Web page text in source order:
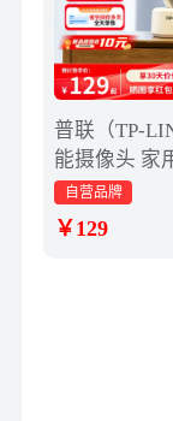
普联（TP-
能摄像头 家
360度夜视全
网络手机远
宝宝宠物室
自营品牌
129